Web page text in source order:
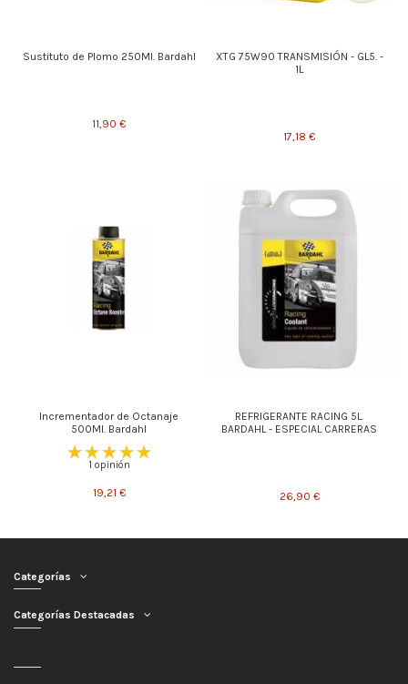
Sustituto de Plomo 250Ml. Bardahl
11,90 €
XTG 75W90 TRANSMISIÓN - GL5. -
1L
17,18 €
Incrementador de Octanaje
500Ml. Bardahl
1 opinión
19,21 €
REFRIGERANTE RACING 5L.
BARDAHL - ESPECIAL CARRERAS
26,90 €
Categorías
Categorías Destacadas